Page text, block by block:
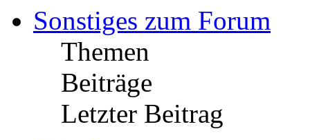
Sonstiges zum Forum
Themen
Beiträge
Letzter Beitrag